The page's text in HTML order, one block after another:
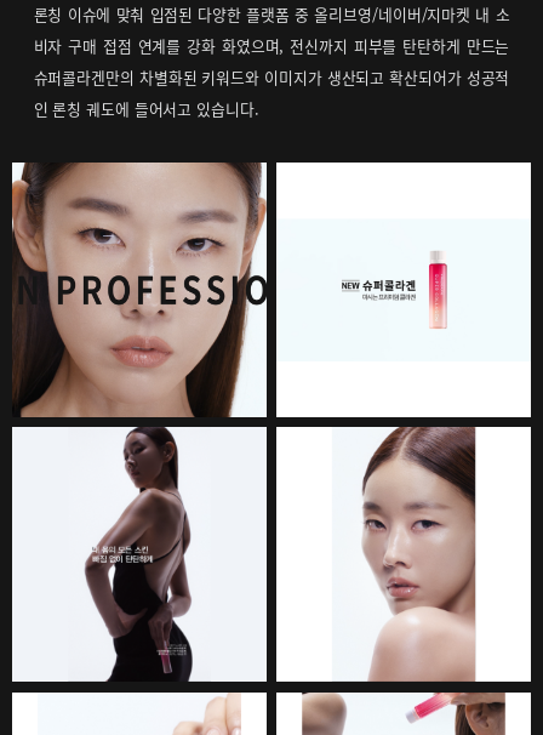
론칭 이슈에 맞춰 입점된 다양한 플랫폼 중 올리브영/네이버/지마켓 내 소
비자 구매 접점 연계를 강화 화였으며, 전신까지 피부를 탄탄하게 만드는
슈퍼콜라겐만의 차별화된 키워드와 이미지가 생산되고 확산되어가 성공적
인 론칭 궤도에 들어서고 있습니다.